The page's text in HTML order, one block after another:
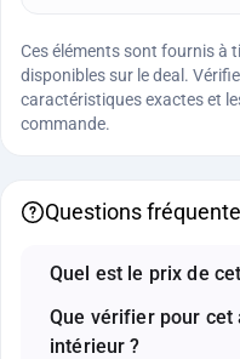
Ces éléments sont fournis à
disponibles sur le deal.
caractéristiques exactes et
commande.
Questions
Quel est le prix de
Que vérifier pour
intérieur ?